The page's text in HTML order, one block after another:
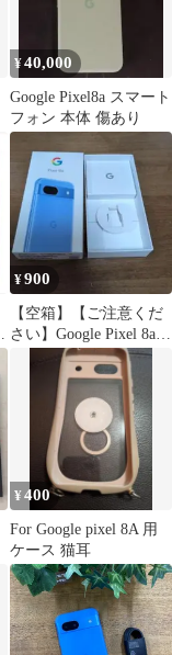
¥40,000
Google Pixel8a スマート
フォン 本体 傷あり
¥900
【空箱】【ご注意くだ
さい】Google Pixel 8a
¥400
For Google pixel 8A 用
ケース 猫耳